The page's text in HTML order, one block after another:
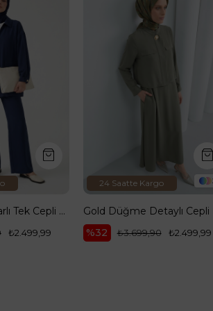
₺2.499,99
24 Saatte Kargo
%20
₺3.999,99
₺4.999,99